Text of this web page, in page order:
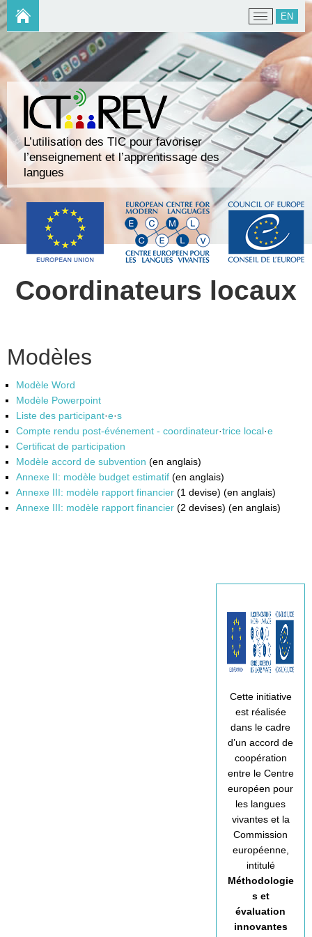
EN
L’utilisation des TIC pour favoriser
l’enseignement et l’apprentissage des
langues
Coordinateurs locaux
Modèles
Modèle Word
Modèle Powerpoint
Liste des participant·e·s
Compte rendu post-événement - coordinateur·trice local·e
Certificat de participation
Modèle accord de subvention (en anglais)
Annexe II: modèle budget estimatif (en anglais)
Annexe III: modèle rapport financier (1 devise) (en anglais)
Annexe III: modèle rapport financier (2 devises) (en anglais)
Cette initiative
est réalisée
dans le cadre
d’un accord de
coopération
entre le Centre
européen pour
les langues
vivantes et la
Commission
européenne,
intitulé
Méthodologie
s et
évaluation
innovantes